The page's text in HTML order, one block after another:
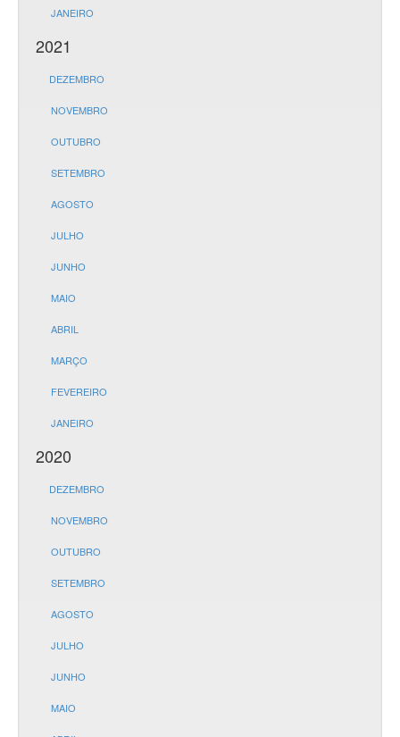
JANEIRO
2021
DEZEMBRO
NOVEMBRO
OUTUBRO
SETEMBRO
AGOSTO
JULHO
JUNHO
MAIO
ABRIL
MARÇO
FEVEREIRO
JANEIRO
2020
DEZEMBRO
NOVEMBRO
OUTUBRO
SETEMBRO
AGOSTO
JULHO
JUNHO
MAIO